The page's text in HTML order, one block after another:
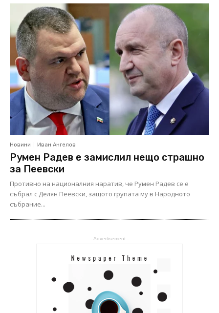
Новини Иван Ангелов
Румен Радев е замислил нещо страшно
за Пеевски
Противно на националния наратив, че Румен Радев се е
събрал с Делян Пеевски, защото групата му в Народното
събрание...
- Advertisement -